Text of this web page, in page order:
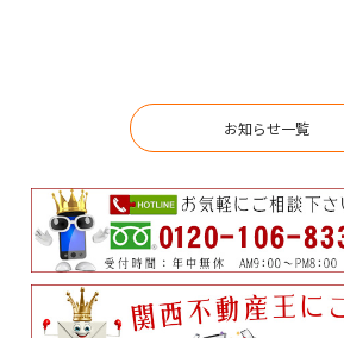
お知らせ一覧